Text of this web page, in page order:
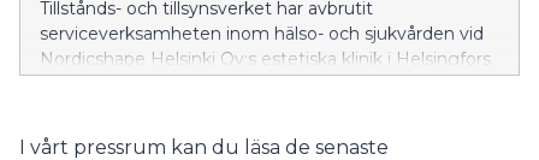
Tillstånds- och tillsynsverket har avbrutit
serviceverksamheten inom hälso- och sjukvården vid
Nordicshape Helsinki Oy:s estetiska klinik i Helsingfors.
I vårt pressrum kan du läsa de senaste